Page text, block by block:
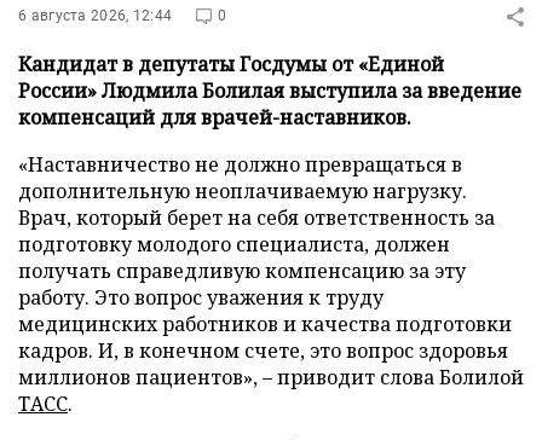
6 августа 2026, 12:44 0
Кандидат в депутаты Госдумы от «Единой
России» Людмила Болилая выступила за введение
компенсаций для врачей-наставников.
«Наставничество не должно превращаться в
дополнительную неоплачиваемую нагрузку.
Врач, который берет на себя ответственность за
подготовку молодого специалиста, должен
получать справедливую компенсацию за эту
работу. Это вопрос уважения к труду
медицинских работников и качества подготовки
кадров. И, в конечном счете, это вопрос здоровья
миллионов пациентов», – приводит слова Болилой
ТАСС.